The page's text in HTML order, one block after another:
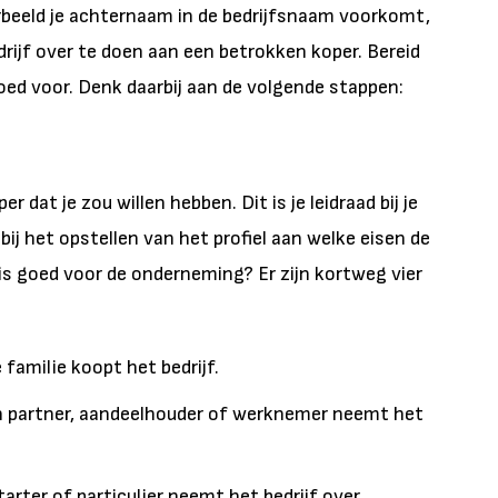
je achternaam in de bedrijfsnaam voorkomt,
over te doen aan een betrokken koper. Bereid
voor. Denk daarbij aan de volgende stappen:
dat je zou willen hebben. Dit is je leidraad bij je
het opstellen van het profiel aan welke eisen de
goed voor de onderneming? Er zijn kortweg vier
familie koopt het bedrijf.
partner, aandeelhouder of werknemer neemt het